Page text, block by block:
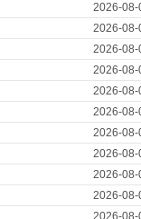
2026-08-
2026-08-
2026-08-
2026-08-
2026-08-
2026-08-
2026-08-
2026-08-
2026-08-
2026-08-
2026-08-